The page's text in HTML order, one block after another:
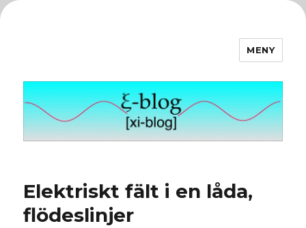
MENY
Elektriskt fält i en låda,
flödeslinjer